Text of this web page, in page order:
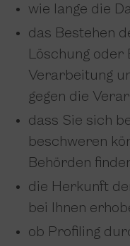
wie lange die
das Bestehen
Löschung oder
Verarbeitung
gegen die
dass Sie sich
beschweren
Behörden
die Herkunft
bei Ihnen
ob Profiling